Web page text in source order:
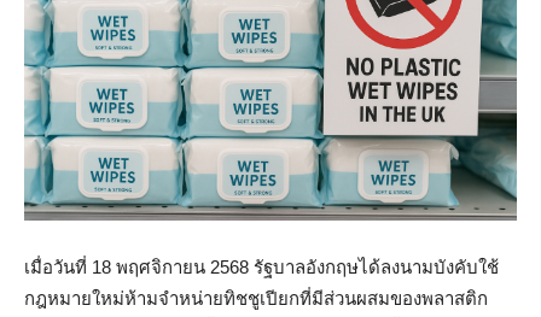
เมื่อวันที่ 18 พฤศจิกายน 2568 รัฐบาลอังกฤษได้ลงนามบังคับใช้
กฎหมายใหม่ห้ามจำหน่ายทิชชูเปียกที่มีส่วนผสมของพลาสติก